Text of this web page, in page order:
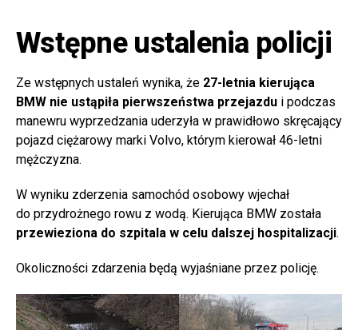
Wstępne ustalenia policji
Ze wstępnych ustaleń wynika, że 27-letnia kierująca
BMW nie ustąpiła pierwszeństwa przejazdu i podczas
manewru wyprzedzania uderzyła w prawidłowo skręcający
pojazd ciężarowy marki Volvo, którym kierował 46-letni
mężczyzna.
W wyniku zderzenia samochód osobowy wjechał
do przydrożnego rowu z wodą. Kierująca BMW została
przewieziona do szpitala w celu dalszej hospitalizacji.
Okoliczności zdarzenia będą wyjaśniane przez policję.